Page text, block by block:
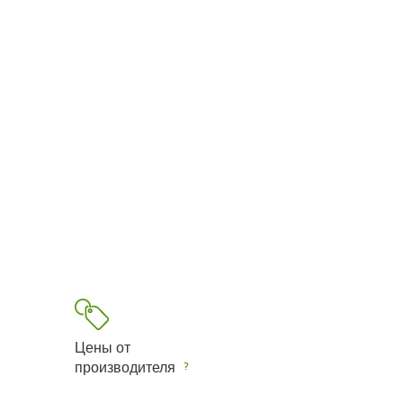
Цены от
производителя